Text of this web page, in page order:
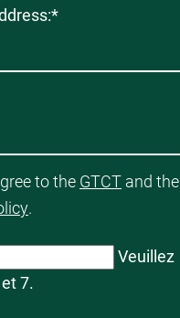
*
to the GTCT and the
.
Veuillez
7.